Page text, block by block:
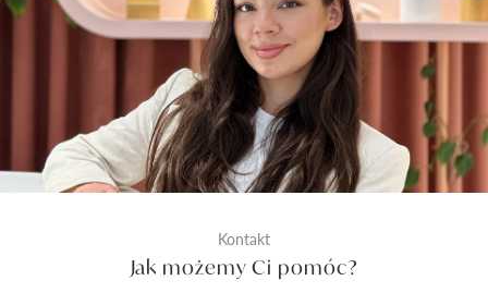
Kontakt
Jak możemy Ci pomóc?